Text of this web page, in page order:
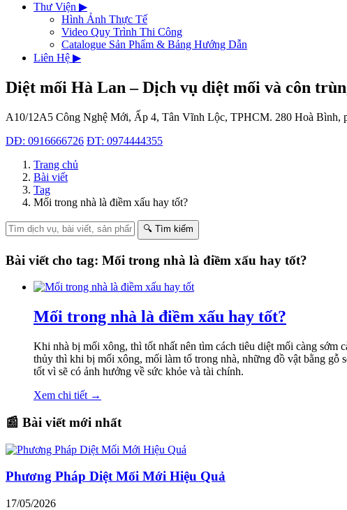
Thư Viện ▶
Hình Ảnh Thực Tế
Video Quy Trình Thi Công
Catalogue Sản Phẩm & Bảng Hướng Dẫn
Liên Hệ ▶
Diệt mối Hà Lan – Dịch vụ diệt mối và côn
A10/12A5 Công Nghệ Mới, Ấp 4, Tân Vĩnh Lộc, TPHCM. 280 Hoà Bình,
DĐ: 0916666726 ĐT: 0974444355
Trang chủ
Bài viết
Tag
Mối trong nhà là điềm xấu hay tốt?
🔍 Tìm kiếm
Bài viết cho tag: Mối trong nhà là điềm xấu hay tốt?
Mối trong nhà là điềm xấu hay tốt?
Khi nhà bị mối xông, thì tốt nhất nên tìm cách tiêu diệt mối càng sớm
thủy thì khi bị mối xông, mối làm tổ trong nhà, những đồ vật bằng
tốt vì sẽ có ảnh hưởng về sức khỏe và tài chính.
Xem chi tiết →
📰 Bài viết mới nhất
Phương Pháp Diệt Mối Mới Hiệu Quả
17/05/2026